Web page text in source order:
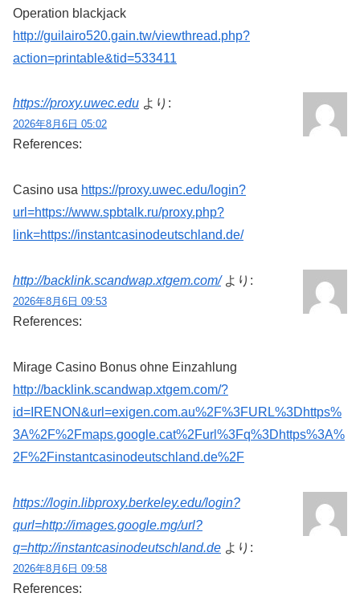
Operation blackjack
http://guilairo520.gain.tw/viewthread.php?
action=printable&tid=533411
https://proxy.uwec.edu より:
2026年8月6日 05:02
References:
Casino usa https://proxy.uwec.edu/login?
url=https://www.spbtalk.ru/proxy.php?
link=https://instantcasinodeutschland.de/
http://backlink.scandwap.xtgem.com/ より:
2026年8月6日 09:53
References:
Mirage Casino Bonus ohne Einzahlung
http://backlink.scandwap.xtgem.com/?
id=IRENON&url=exigen.com.au%2F%3FURL%3Dhttps%
3A%2F%2Fmaps.google.cat%2Furl%3Fq%3Dhttps%3A%
2F%2Finstantcasinodeutschland.de%2F
https://login.libproxy.berkeley.edu/login?
qurl=http://images.google.mg/url?
q=http://instantcasinodeutschland.de より:
2026年8月6日 09:58
References: